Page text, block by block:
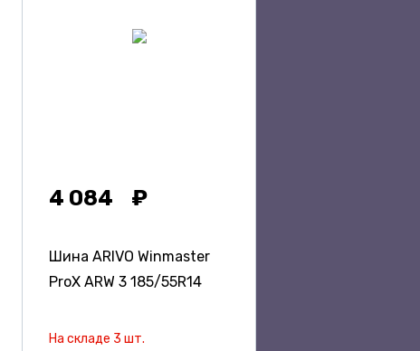
4 084
Шина ARIVO Winmaster
ProX ARW 3 185/55R14
На складе 3 шт.